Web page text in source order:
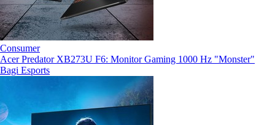
Consumer
Acer Predator XB273U F6: Monitor Gaming 1000 Hz "Monster"
Bagi Esports